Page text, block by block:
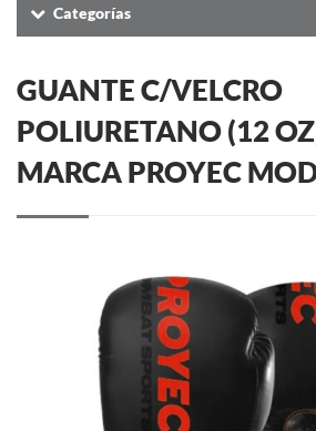
Categorías
GUANTE C/VELCRO
POLIURETANO (12
MARCA PROYEC